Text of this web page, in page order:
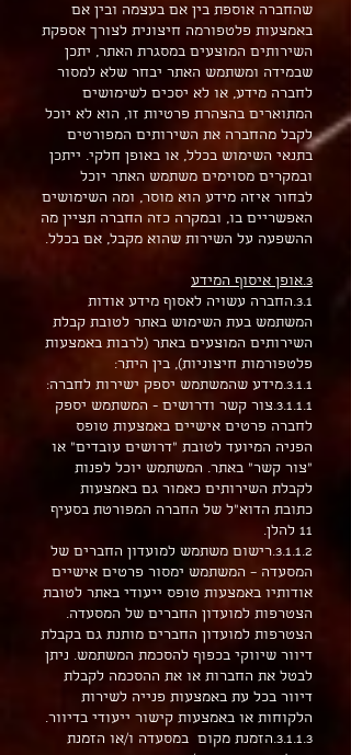
שהחברה אוספת בין אם בעצמה ובין אם
באמצעות פלטפורמה חיצונית לצורך אספקת
השירותים המוצעים במסגרת האתר, יתכן
שבמידה ומשתמש האתר יבחר שלא למסור
לחברה מידע, או לא יסכים לשימושים
המתוארים בהצהרת פרטיות זו, הוא לא יוכל
לקבל מהחברה את השירותים המפורטים
בתנאי השימוש בכלל, או באופן חלקי. ייתכן
ובמקרים מסוימים משתמש האתר יוכל
לבחור איזה מידע הוא מוסר, ומה השימושים
האפשריים בו, ובמקרה כזה החברה תציין מה
ההשפעה על השירות שהוא מקבל, אם בכלל.
3.אופן איסוף המידע
3.1.החברה עשויה לאסוף מידע אודות
המשתמש בעת השימוש באתר לטובת קבלת
השירותים המוצעים באתר (לרבות באמצעות
פלטפורמות חיצוניות), בין היתר:
3.1.1.מידע שהמשתמש יספק ישירות לחברה:
3.1.1.1.צור קשר ודרושים - המשתמש יספק
לחברה פרטים אישיים באמצעות טופס
הפניה המיועד לטובת "דרושים עובדים" או
"צור קשר" באתר. המשתמש יוכל לפנות
לקבלת השירותים כאמור גם באמצעות
כתובת הדוא"ל של החברה המפורטת בסעיף
11 להלן.
3.1.1.2.רישום משתמש למועדון החברים של
המסעדה – המשתמש ימסור פרטים אישיים
אודותיו באמצעות טופס ייעודי באתר לטובת
הצטרפות למועדון החברים של המסעדה.
הצטרפות למועדון החברים מותנת גם בקבלת
דיוור שיווקי בכפוף להסכמת המשתמש. ניתן
לבטל את החברות או את ההסכמה לקבלת
דיוור בכל עת באמצעות פנייה לשירות
הלקוחות או באמצעות קישור ייעודי בדיוור.
3.1.1.3.הזמנת מקום במסעדה ו/או הזמנת